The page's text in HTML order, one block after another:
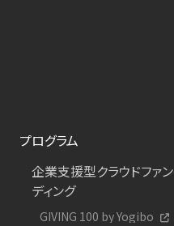
プログラム
企業支援型クラウドファン
ディング
GIVING 100 by Yogibo